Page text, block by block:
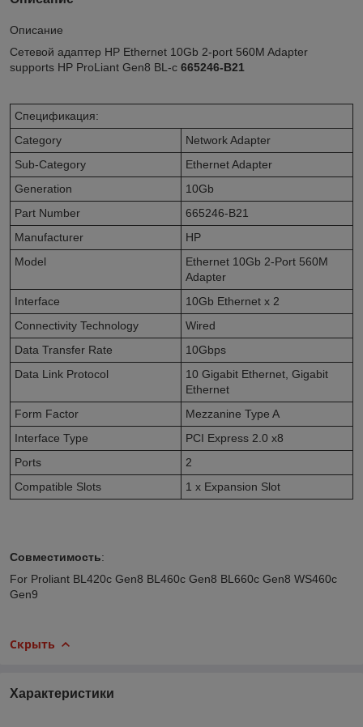
Описание
Сетевой адаптер HP Ethernet 10Gb 2-port 560M Adapter
supports HP ProLiant Gen8 BL-c 665246-B21
Спецификация:
Category
Network Adapter
Sub-Category
Ethernet Adapter
Generation
10Gb
Part Number
665246-B21
Manufacturer
HP
Model
Ethernet 10Gb 2-Port 560M
Adapter
Interface
10Gb Ethernet x 2
Connectivity Technology
Wired
Data Transfer Rate
10Gbps
Data Link Protocol
10 Gigabit Ethernet, Gigabit
Ethernet
Form Factor
Mezzanine Type A
Interface Type
PCI Express 2.0 x8
Ports
2
Compatible Slots
1 x Expansion Slot
Совместимость:
For Proliant BL420c Gen8 BL460c Gen8 BL660c Gen8 WS460c
Gen9
Скрыть
Характеристики